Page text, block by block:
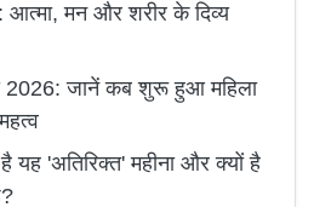
: आत्मा, मन और शरीर के दिव्य
2026: जानें कब शुरू हुआ महिला
यह 'अतिरिक्त' महीना और क्यों है